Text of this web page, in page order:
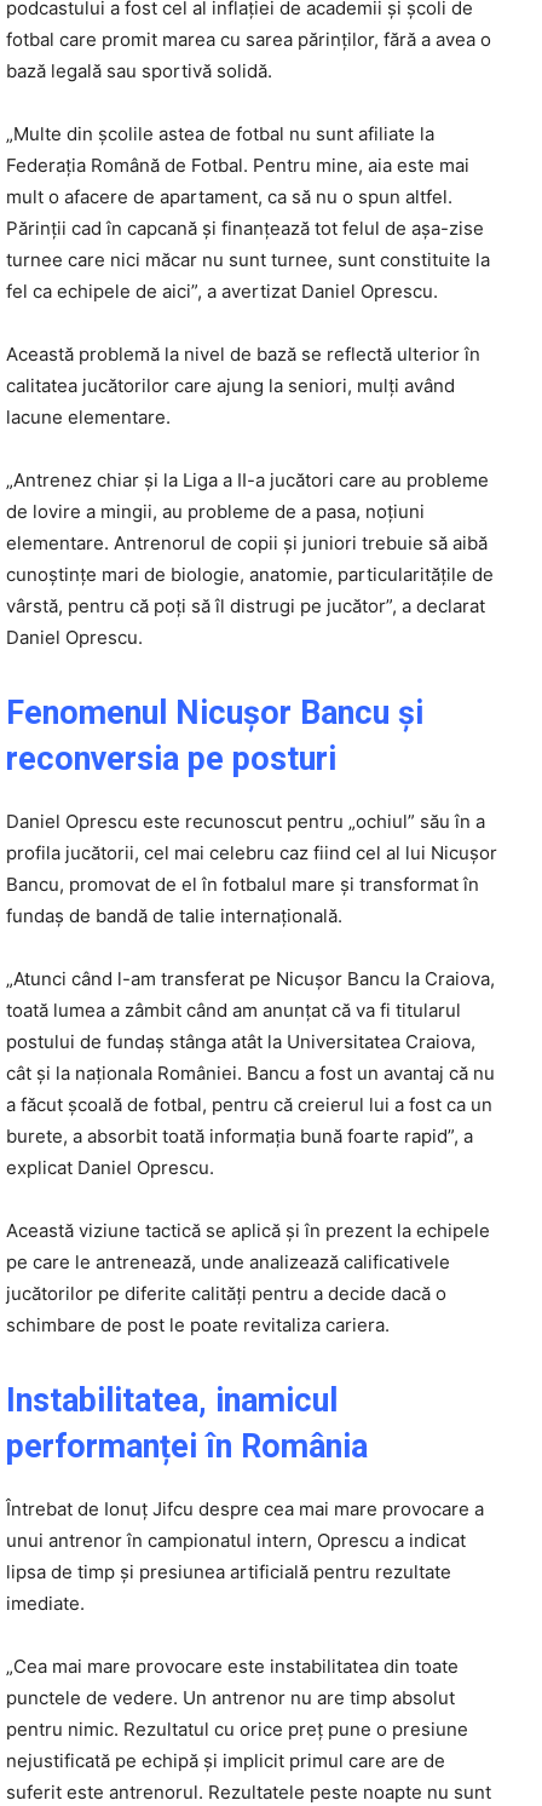
podcastului a fost cel al inflației de academii și școli de
fotbal care promit marea cu sarea părinților, fără a avea o
bază legală sau sportivă solidă.
„Multe din școlile astea de fotbal nu sunt afiliate la
Federația Română de Fotbal. Pentru mine, aia este mai
mult o afacere de apartament, ca să nu o spun altfel.
Părinții cad în capcană și finanțează tot felul de așa-zise
turnee care nici măcar nu sunt turnee, sunt constituite la
fel ca echipele de aici”, a avertizat Daniel Oprescu.
Această problemă la nivel de bază se reflectă ulterior în
calitatea jucătorilor care ajung la seniori, mulți având
lacune elementare.
„Antrenez chiar și la Liga a II-a jucători care au probleme
de lovire a mingii, au probleme de a pasa, noțiuni
elementare. Antrenorul de copii și juniori trebuie să aibă
cunoștințe mari de biologie, anatomie, particularitățile de
vârstă, pentru că poți să îl distrugi pe jucător”, a declarat
Daniel Oprescu.
Fenomenul Nicușor Bancu și
reconversia pe posturi
Daniel Oprescu este recunoscut pentru „ochiul” său în a
profila jucătorii, cel mai celebru caz fiind cel al lui Nicușor
Bancu, promovat de el în fotbalul mare și transformat în
fundaș de bandă de talie internațională.
„Atunci când l-am transferat pe Nicușor Bancu la Craiova,
toată lumea a zâmbit când am anunțat că va fi titularul
postului de fundaș stânga atât la Universitatea Craiova,
cât și la naționala României. Bancu a fost un avantaj că nu
a făcut școală de fotbal, pentru că creierul lui a fost ca un
burete, a absorbit toată informația bună foarte rapid”, a
explicat Daniel Oprescu.
Această viziune tactică se aplică și în prezent la echipele
pe care le antrenează, unde analizează calificativele
jucătorilor pe diferite calități pentru a decide dacă o
schimbare de post le poate revitaliza cariera.
Instabilitatea, inamicul
performanței în România
Întrebat de Ionuț Jifcu despre cea mai mare provocare a
unui antrenor în campionatul intern, Oprescu a indicat
lipsa de timp și presiunea artificială pentru rezultate
imediate.
„Cea mai mare provocare este instabilitatea din toate
punctele de vedere. Un antrenor nu are timp absolut
pentru nimic. Rezultatul cu orice preț pune o presiune
nejustificată pe echipă și implicit primul care are de
suferit este antrenorul. Rezultatele peste noapte nu sunt